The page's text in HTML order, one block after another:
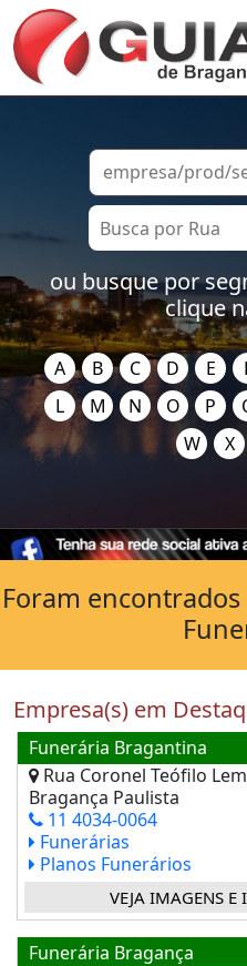
ou busque por
clique
A B C D E
L
M N O P
W
X
Empresa(s) em
Funerária Bragantina
Rua Coronel Teófilo
Bragança Paulista
11 4034-0064
Funerárias
Planos Funerários
VEJA IMAGENS
Funerária Bragança
Foram